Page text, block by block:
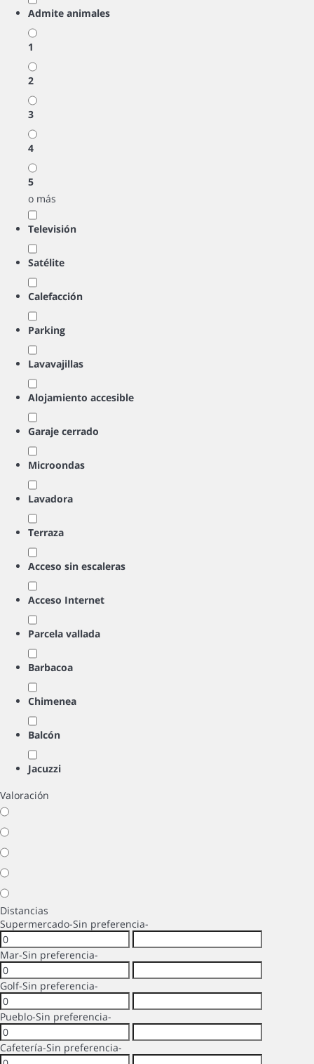
Admite animales
1
2
3
4
5
o más
Televisión
Satélite
Calefacción
Parking
Lavavajillas
Alojamiento accesible
Garaje cerrado
Microondas
Lavadora
Terraza
Acceso sin escaleras
Acceso Internet
Parcela vallada
Barbacoa
Chimenea
Balcón
Jacuzzi
Valoración
Distancias
Supermercado-Sin preferencia-
Mar-Sin preferencia-
Golf-Sin preferencia-
Pueblo-Sin preferencia-
Cafetería-Sin preferencia-